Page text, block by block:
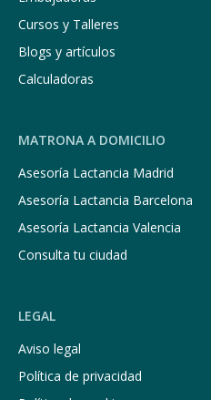
Cursos y Talleres
Blogs y artículos
Calculadoras
MATRONA A DOMICILIO
Asesoría Lactancia Madrid
Asesoría Lactancia Barcelona
Asesoría Lactancia Valencia
Consulta tu ciudad
LEGAL
Aviso legal
Política de privacidad